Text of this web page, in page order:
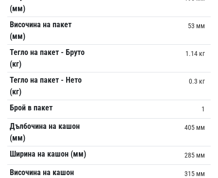
(мм)
Височина на пакет
(мм)
53 мм
Тегло на пакет - Бруто
(кг)
1.14 кг
Тегло на пакет - Нето
(кг)
0.3 кг
Брой в пакет 1
Дълбочина на кашон
(мм)
405 мм
Ширина на кашон (мм) 285 мм
Височина на кашон
315 мм